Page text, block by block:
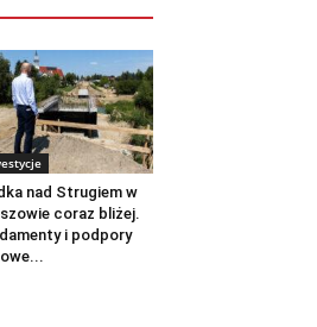
nad Strugiem w
coraz bliżej.
i podpory